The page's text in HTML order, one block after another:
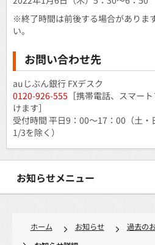
※終了時間は前後する場合がありま
い。
お問い合わせ先
auじぶん銀行 FXデスク
0120-926-555 ［携帯電話、スマー
けます］
受付時間 平日9：00～17：00（土
1/3を除く）
お知らせメニュー
ホーム お知らせ
過去の